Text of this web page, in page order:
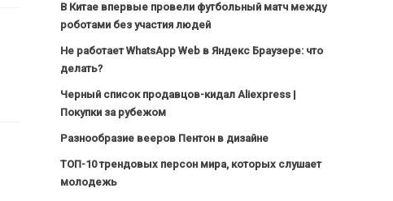
В Китае впервые провели футбольный матч между
роботами без участия людей
Не работает WhatsApp Web в Яндекс Браузере: что
делать?
Черный список продавцов-кидал Aliexpress |
Покупки за рубежом
Разнообразие вееров Пентон в дизайне
ТОП-10 трендовых персон мира, которых слушает
молодежь